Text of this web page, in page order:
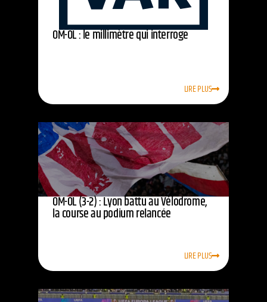
OM-OL : le millimètre qui interroge
LIRE PLUS
OM-OL (3-2) : Lyon battu au Vélodrome,
la course au podium relancée
LIRE PLUS